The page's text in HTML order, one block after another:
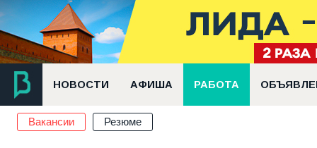
НОВОСТИ АФИША РАБОТА
Вакансии Резюме